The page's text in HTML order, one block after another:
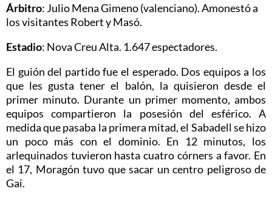
Árbitro: Julio Mena Gimeno (valenciano). Amonestó a
los visitantes Robert y Masó.
Estadio: Nova Creu Alta. 1.647 espectadores.
El guión del partido fue el esperado. Dos equipos a los
que les gusta tener el balón, la quisieron desde el
primer minuto. Durante un primer momento, ambos
equipos compartieron la posesión del esférico. A
medida que pasaba la primera mitad, el Sabadell se hizo
un poco más con el dominio. En 12 minutos, los
arlequinados tuvieron hasta cuatro córners a favor. En
el 17, Moragón tuvo que sacar un centro peligroso de
Gai.